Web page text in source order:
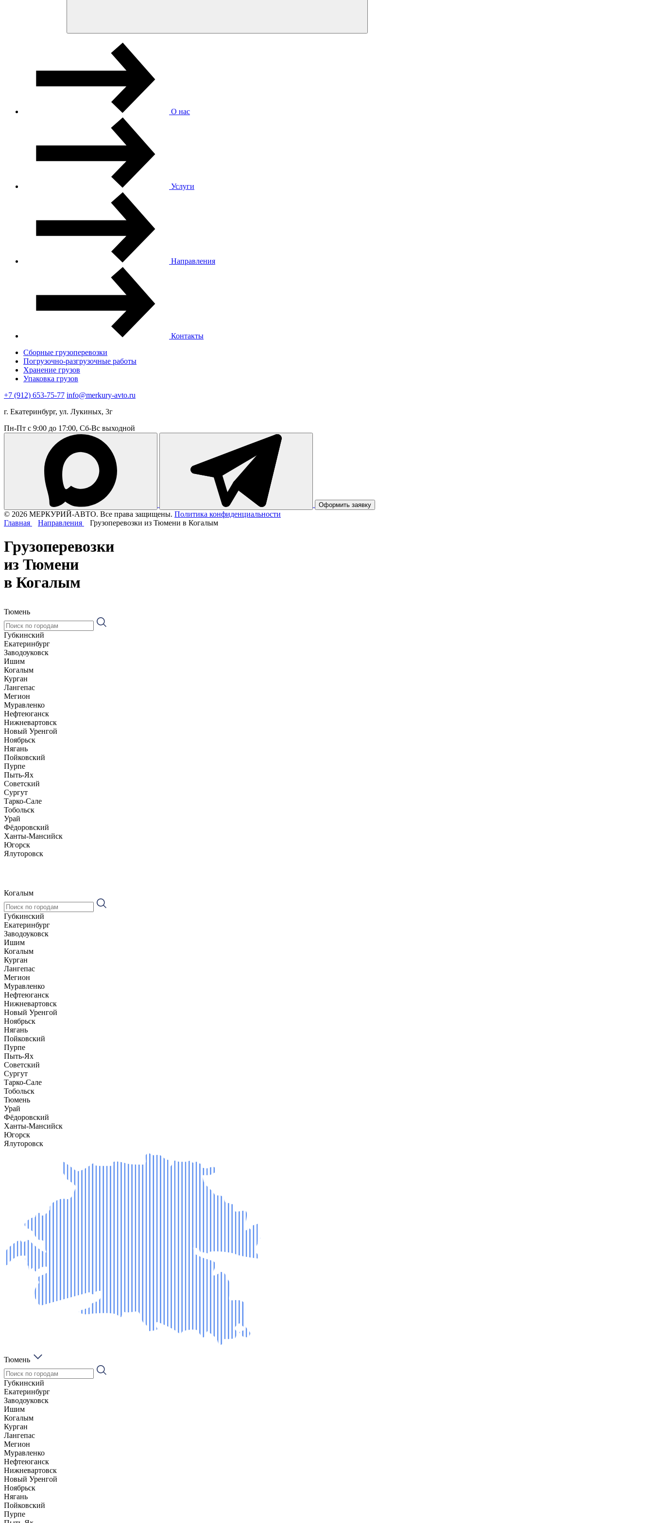
О нас
Услуги
Направления
Контакты
Сборные грузоперевозки
Погрузочно-разгрузочные работы
Хранение грузов
Упаковка грузов
+7 (912) 653-75-77 info@merkury-avto.ru
г. Екатеринбург, ул. Лукиных, 3г
Пн-Пт с 9:00 до 17:00, Сб-Вс выходной
Оформить заявку
© 2026 МЕРКУРИЙ-АВТО. Все права защищены. Политика конфиденциальности
Главная
Направления Грузоперевозки из Тюмени в Когалым
Грузоперевозки
из Тюмени
в Когалым
Тюмень
Губкинский
Екатеринбург
Заводоуковск
Ишим
Когалым
Курган
Лангепас
Мегион
Муравленко
Нефтеюганск
Нижневартовск
Новый Уренгой
Ноябрьск
Нягань
Пойковский
Пурпе
Пыть-Ях
Советский
Сургут
Тарко-Сале
Тобольск
Урай
Фёдоровский
Ханты-Мансийск
Югорск
Ялуторовск
Когалым
Губкинский
Екатеринбург
Заводоуковск
Ишим
Когалым
Курган
Лангепас
Мегион
Муравленко
Нефтеюганск
Нижневартовск
Новый Уренгой
Ноябрьск
Нягань
Пойковский
Пурпе
Пыть-Ях
Советский
Сургут
Тарко-Сале
Тобольск
Тюмень
Урай
Фёдоровский
Ханты-Мансийск
Югорск
Ялуторовск
Тюмень
Губкинский
Екатеринбург
Заводоуковск
Ишим
Когалым
Курган
Лангепас
Мегион
Муравленко
Нефтеюганск
Нижневартовск
Новый Уренгой
Ноябрьск
Нягань
Пойковский
Пурпе